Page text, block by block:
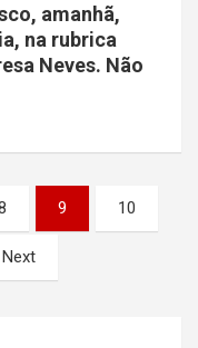
amanhã,
na rubrica
Neves. Não
9 10
Next